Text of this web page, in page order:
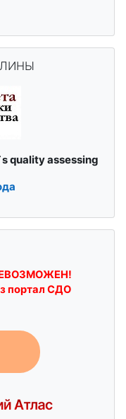
quality assessing
портал СДО